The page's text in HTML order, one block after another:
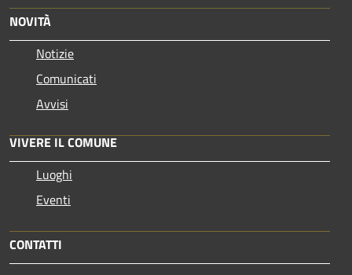
NOVITÀ
Notizie
Comunicati
Avvisi
VIVERE IL COMUNE
Luoghi
Eventi
CONTATTI